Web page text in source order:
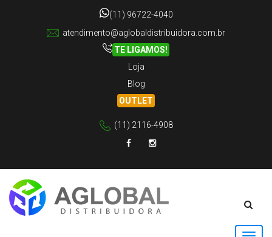
(11) 96722-4040
atendimento@aglobaldistribuidora.com.br
TE LIGAMOS!
Loja
Blog
OUTLET
(11) 2116-4908